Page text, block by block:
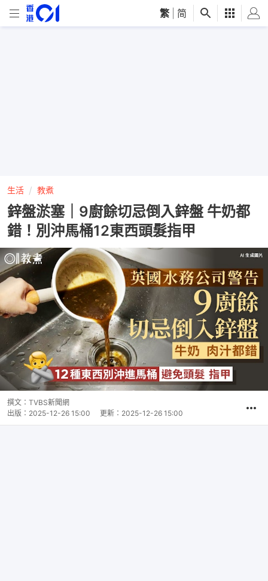
繁 简
生活 教煮
鋅盤淤塞｜9廚餘切忌倒入鋅盤 牛奶都
錯！別沖馬桶12東西頭髮指甲
撰文： TVBS新聞網
出版： 2025-12-26 15:00 更新： 2025-12-26 15:00